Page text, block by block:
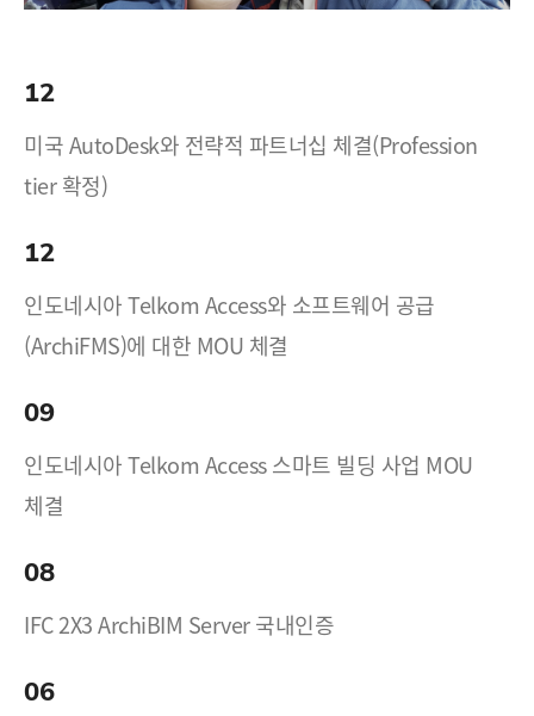
12
미국 AutoDesk와 전략적 파트너십 체결(Profession
tier 확정)
12
인도네시아 Telkom Access와 소프트웨어 공급
(ArchiFMS)에 대한 MOU 체결
09
인도네시아 Telkom Access 스마트 빌딩 사업 MOU
체결
08
IFC 2X3 ArchiBIM Server 국내인증
06